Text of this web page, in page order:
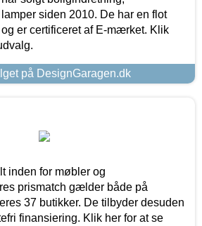
siden 2010. De har en flot
er certificeret af E-mærket. Klik
på DesignGaragen.dk
inden for møbler og
prismatch gælder både på
37 butikker. De tilbyder desuden
finansiering. Klik her for at se